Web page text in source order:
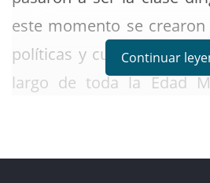
este momento se
políticas y culturales que
largo de toda la Edad
Continuar